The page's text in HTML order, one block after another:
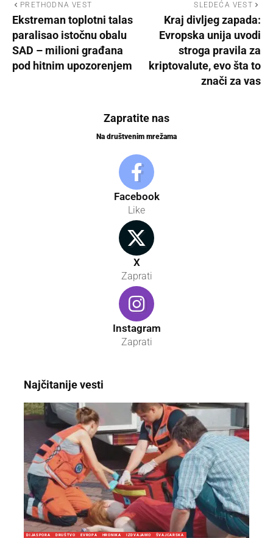
PRETHODNA VEST
Ekstreman toplotni talas
paralisao istočnu obalu
SAD – milioni građana
pod hitnim upozorenjem
SLEDEĆA VEST
Kraj divljeg zapada:
Evropska unija uvodi
stroga pravila za
kriptovalute, evo šta to
znači za vas
Zapratite nas
Na društvenim mrežama
Facebook
Like
X
Zaprati
Instagram
Zaprati
Najčitanije vesti
DIJASPORA DRUŠTVO EVROPA HRONIKA IZDVAJAMO ŠVAJCARSKA